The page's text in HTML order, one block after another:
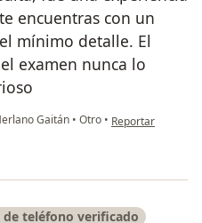
encuentras con un
mínimo detalle. El
examen nunca lo
Gaitán • Otro • en opinión del
Reportar
de teléfono verificado